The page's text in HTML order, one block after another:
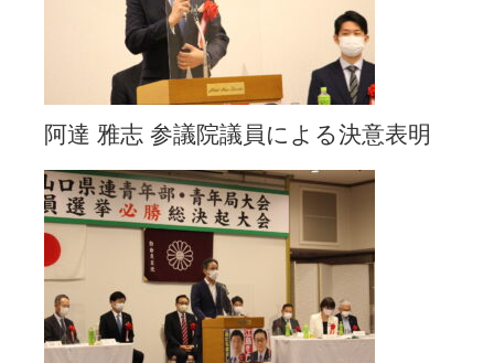
阿達 雅志 参議院議員による決意表明